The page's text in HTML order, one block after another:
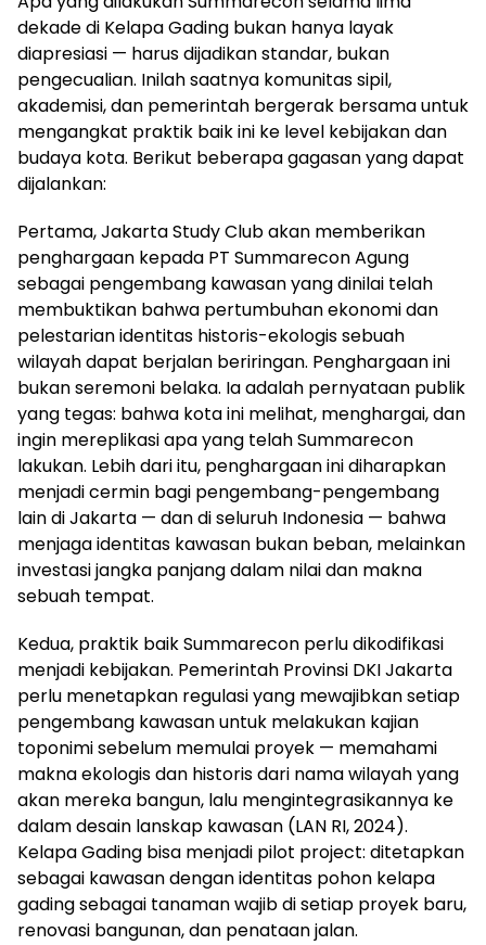
dekade di Kelapa Gading bukan hanya layak
diapresiasi — harus dijadikan standar, bukan
pengecualian. Inilah saatnya komunitas sipil,
akademisi, dan pemerintah bergerak bersama untuk
mengangkat praktik baik ini ke level kebijakan dan
budaya kota. Berikut beberapa gagasan yang dapat
dijalankan:
Pertama, Jakarta Study Club akan memberikan
penghargaan kepada PT Summarecon Agung
sebagai pengembang kawasan yang dinilai telah
membuktikan bahwa pertumbuhan ekonomi dan
pelestarian identitas historis-ekologis sebuah
wilayah dapat berjalan beriringan. Penghargaan ini
bukan seremoni belaka. Ia adalah pernyataan publik
yang tegas: bahwa kota ini melihat, menghargai, dan
ingin mereplikasi apa yang telah Summarecon
lakukan. Lebih dari itu, penghargaan ini diharapkan
menjadi cermin bagi pengembang-pengembang
lain di Jakarta — dan di seluruh Indonesia — bahwa
menjaga identitas kawasan bukan beban, melainkan
investasi jangka panjang dalam nilai dan makna
sebuah tempat.
Kedua, praktik baik Summarecon perlu dikodifikasi
menjadi kebijakan. Pemerintah Provinsi DKI Jakarta
perlu menetapkan regulasi yang mewajibkan setiap
pengembang kawasan untuk melakukan kajian
toponimi sebelum memulai proyek — memahami
makna ekologis dan historis dari nama wilayah yang
akan mereka bangun, lalu mengintegrasikannya ke
dalam desain lanskap kawasan (LAN RI, 2024).
Kelapa Gading bisa menjadi pilot project: ditetapkan
sebagai kawasan dengan identitas pohon kelapa
gading sebagai tanaman wajib di setiap proyek baru,
renovasi bangunan, dan penataan jalan.